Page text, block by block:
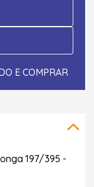
E COMPRAR
197/395 -